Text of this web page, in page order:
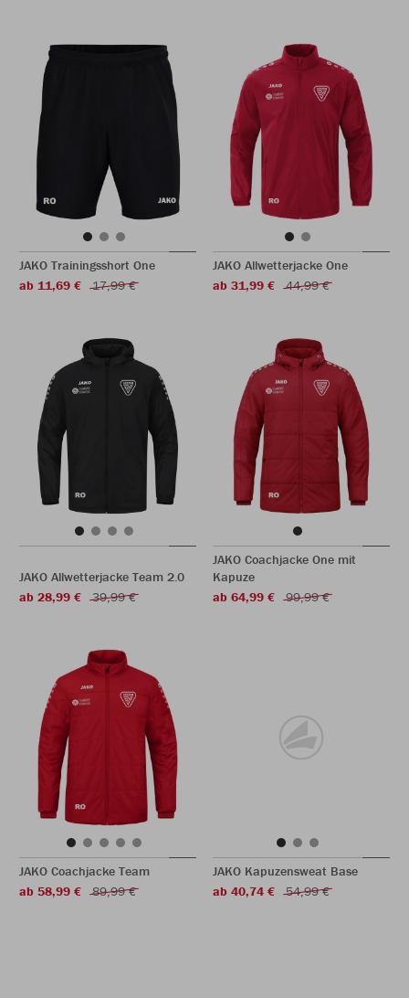
JAKO Trainingsshort One
ab 11,69 €
17,99 €
JAKO Allwetterjacke One
ab 31,99 €
44,99 €
JAKO Allwetterjacke Team 2.0
ab 28,99 €
39,99 €
JAKO Coachjacke One mit
Kapuze
ab 64,99 €
99,99 €
JAKO Coachjacke Team
ab 58,99 €
89,99 €
JAKO Kapuzensweat Base
ab 40,74 €
54,99 €